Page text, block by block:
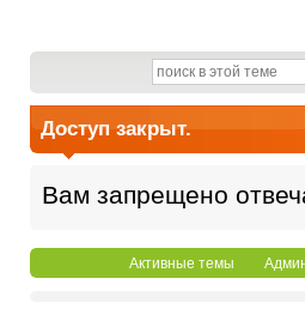
Доступ закрыт.
Вам запрещено
Активные темы